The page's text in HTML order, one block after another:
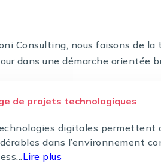
Consulting, nous faisons de
dans une démarche orientée
de projets technologiques
digitales permettent
dans l’environnement
Lire plus